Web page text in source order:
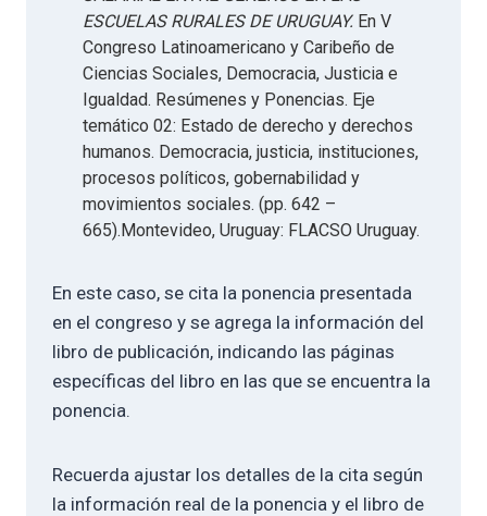
ESCUELAS RURALES DE URUGUAY. En V
Congreso Latinoamericano y Caribeño de
Ciencias Sociales, Democracia, Justicia e
Igualdad. Resúmenes y Ponencias. Eje
temático 02: Estado de derecho y derechos
humanos. Democracia, justicia, instituciones,
procesos políticos, gobernabilidad y
movimientos sociales. (pp. 642 –
665).Montevideo, Uruguay: FLACSO Uruguay.
En este caso, se cita la ponencia presentada
en el congreso y se agrega la información del
libro de publicación, indicando las páginas
específicas del libro en las que se encuentra la
ponencia.
Recuerda ajustar los detalles de la cita según
la información real de la ponencia y el libro de